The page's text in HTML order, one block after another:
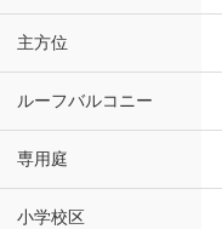
主方位
ルーフバルコニー
専用庭
小学校区